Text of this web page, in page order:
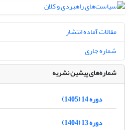
مقالات آماده انتشار
شماره جاری
شماره‌های پیشین نشریه
دوره 14 (1405)
دوره 13 (1404)